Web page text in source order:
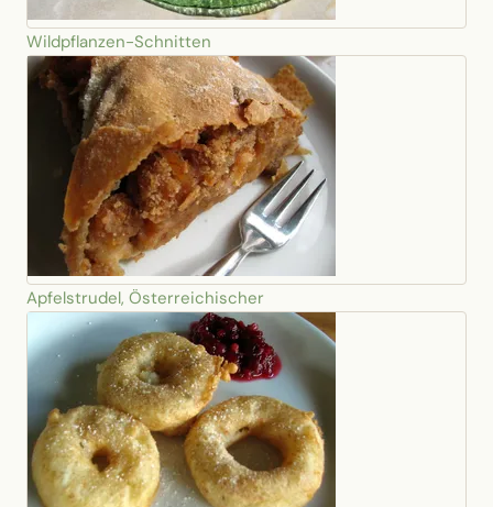
Wildpflanzen-Schnitten
Apfelstrudel, Österreichischer